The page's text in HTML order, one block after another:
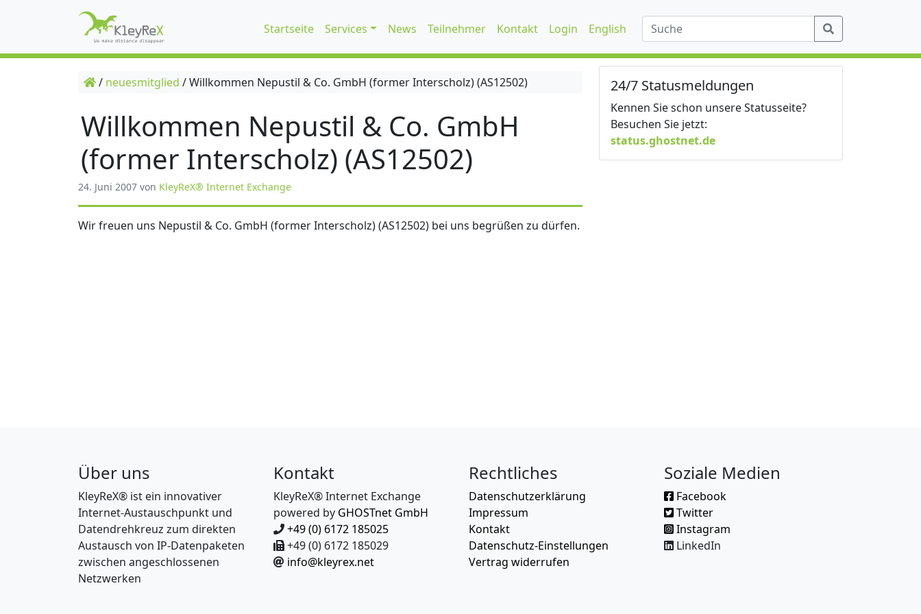
Startseite Services News Teilnehmer Kontakt Login English
/ neuesmitglied /Willkommen Nepustil & Co. GmbH (former Interscholz) (AS12502)
Willkommen Nepustil & Co. GmbH
(former Interscholz) (AS12502)
24. Juni 2007 von KleyReX® Internet Exchange
Wir freuen uns Nepustil & Co. GmbH (former Interscholz) (AS12502) bei uns begrüßen zu dürfen.
24/7 Statusmeldungen
Kennen Sie schon unsere Statusseite?
Besuchen Sie jetzt:
status.ghostnet.de
Über uns
KleyReX® ist ein innovativer
Internet-Austauschpunkt und
Datendrehkreuz zum direkten
Austausch von IP-Datenpaketen
zwischen angeschlossenen
Netzwerken
Kontakt
KleyReX® Internet Exchange
powered by GHOSTnet GmbH
+49 (0) 6172 185025
+49 (0) 6172 185029
info@kleyrex.net
Rechtliches
Datenschutzerklärung
Impressum
Kontakt
Datenschutz-Einstellungen
Vertrag widerrufen
Soziale Medien
Facebook
Twitter
Instagram
LinkedIn